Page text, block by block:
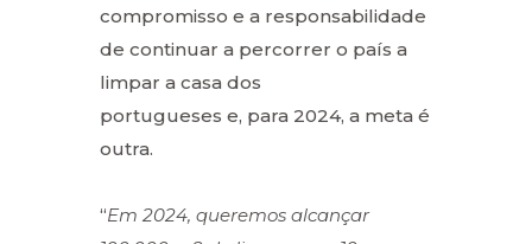
compromisso e a responsabilidade
de continuar a percorrer o país a
limpar a casa dos
portugueses e, para 2024, a meta é
outra.
“Em 2024, queremos alcançar